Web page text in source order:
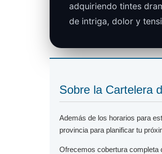
adquiriendo tintes
de intriga, dolor y
Sobre la Cartelera
Además de los horarios para
provincia para planificar tu
Ofrecemos cobertura completa